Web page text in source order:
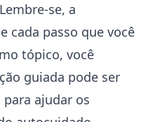
se, a
cada passo que você
tópico, você
guiada pode ser
ajudar os